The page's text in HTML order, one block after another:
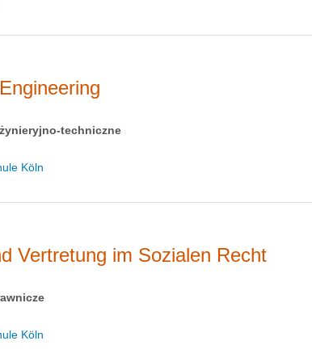
techniczne
Köln
Vertretung im Sozialen Recht
Köln